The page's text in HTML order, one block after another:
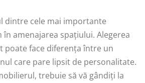
dintre cele mai importante
în amenajarea spațiului. Alegerea
face diferența între un
care pare lipsit de personalitate.
trebuie să vă gândiți la